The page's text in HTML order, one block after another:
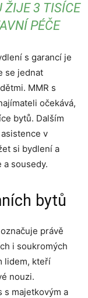
ŽIJE 3 TISÍCE
PÉČE
s garancí je
se jednat
MMR s
očekává,
bytů. Dalším
v
si bydlení a
sousedy.
bytů
právě
i soukromých
lidem, kteří
nouzi.
s majetkovým a